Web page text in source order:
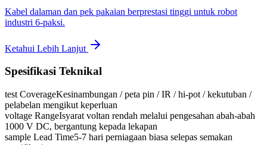
Kabel dalaman dan pek pakaian berprestasi tinggi untuk robot
industri 6-paksi.
Ketahui Lebih Lanjut
Spesifikasi Teknikal
test CoverageKesinambungan / peta pin / IR / hi-pot / kekutuban /
pelabelan mengikut keperluan
voltage RangeIsyarat voltan rendah melalui pengesahan abah-abah
1000 V DC, bergantung kepada lekapan
sample Lead Time5-7 hari perniagaan biasa selepas semakan